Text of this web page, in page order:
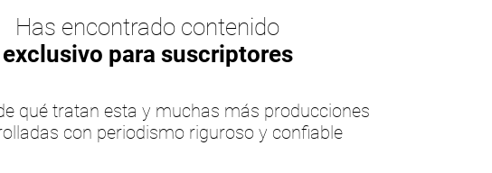
Has encontrado contenido
exclusivo para suscriptores
qué tratan esta y muchas más producciones
con periodismo riguroso y confiable